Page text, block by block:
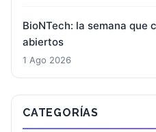
BioNTech: la semana que
abiertos
1 Ago 2026
CATEGORÍAS